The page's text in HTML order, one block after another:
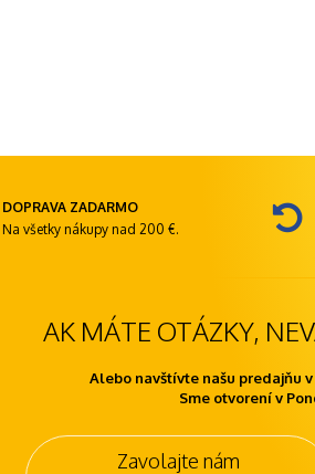
DOPRAVA ZADARMO
Na všetky nákupy nad 200 €.
AK MÁTE OTÁZKY,
Alebo navštívte našu predajňu
Sme otvorení v
Zavolajte nám